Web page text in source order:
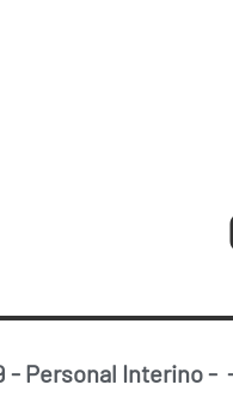
- Personal Interino-